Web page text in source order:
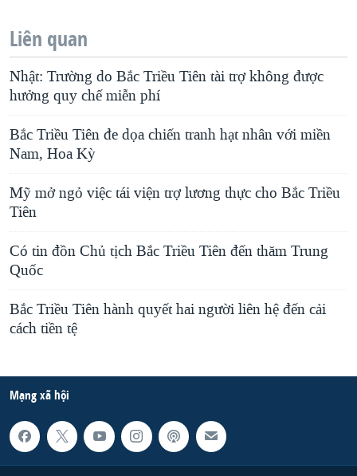
Liên quan
Nhật: Trường do Bắc Triều Tiên tài trợ không được
hưởng quy chế miễn phí
Bắc Triều Tiên đe dọa chiến tranh hạt nhân với miền
Nam, Hoa Kỳ
Mỹ mở ngỏ việc tái viện trợ lương thực cho Bắc Triều
Tiên
Có tin đồn Chủ tịch Bắc Triều Tiên đến thăm Trung
Quốc
Bắc Triều Tiên hành quyết hai người liên hệ đến cải
cách tiền tệ
Mạng xã hội